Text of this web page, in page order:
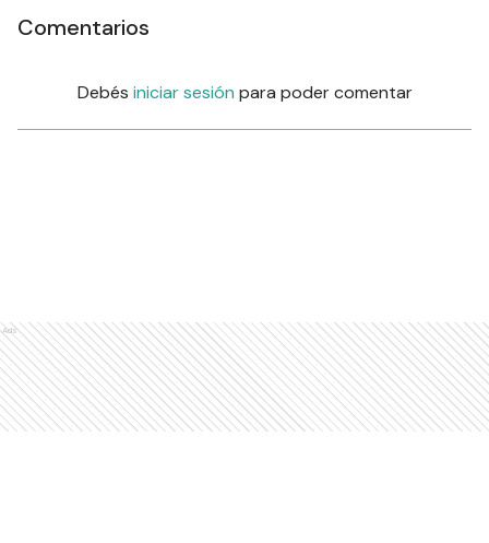
Comentarios
Debés iniciar sesión para poder comentar
Ads